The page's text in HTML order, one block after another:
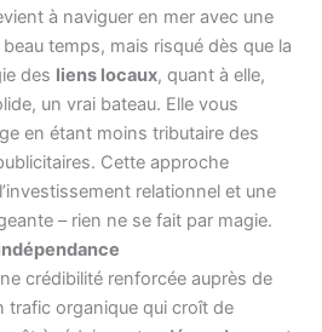
à naviguer en mer avec une
temps, mais risqué dès que la
des liens locaux, quant à elle,
un vrai bateau. Elle vous
en étant moins tributaire des
Cette approche
relationnel et une
– rien ne se fait par magie.
crédibilité renforcée auprès de
trafic organique qui croît de